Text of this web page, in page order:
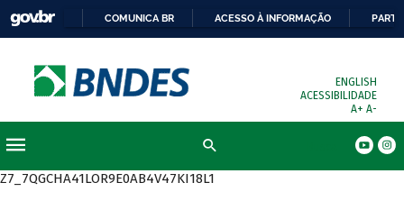
COMUNICA BR ACESSO À INFORMAÇÃO
ENGLISH
ACESSIBILIDADE
A+ A-
Z7_7QGCHA41LOR9E0AB4V47KI18L1